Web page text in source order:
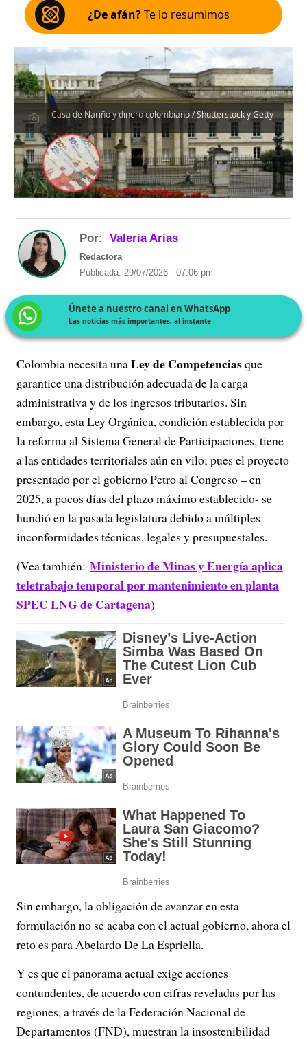
¿De afán?Te lo resumimos
Casa de Nariño y dinero colombiano / Shutterstock y Getty
Por: Valeria Arias
Redactora
Publicada: 29/07/2026 - 07:06 pm
Únete a nuestro canal en WhatsApp
Las noticias más importantes, al instante
Colombia necesita unaLey de Competenciasque
garantice una distribución adecuada de la carga
administrativa y de los ingresos tributarios. Sin
embargo, esta Ley Orgánica, condición establecida por
la reforma al Sistema General de Participaciones, tiene
a las entidades territoriales aún en vilo; pues el proyecto
presentado por el gobierno Petro al Congreso – en
2025, a pocos días del plazo máximo establecido- se
hundió en la pasada legislatura debido a múltiples
inconformidades técnicas, legales y presupuestales.
(Vea también: Ministerio de Minas y Energía aplica
teletrabajo temporal por mantenimiento en planta
SPEC LNG de Cartagena)
Sin embargo, la obligación de avanzar en esta
formulación no se acaba con el actual gobierno, ahora el
reto es para Abelardo De La Espriella.
Y es que el panorama actual exige acciones
contundentes, de acuerdo con cifras reveladas por las
regiones, a través de la Federación Nacional de
Departamentos (FND), muestran la insostenibilidad